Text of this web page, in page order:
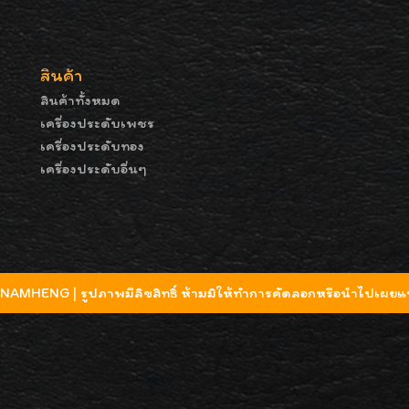
สินค้า
สินค้าทั้งหมด
เครื่องประดับเพชร
เครื่องประดับทอง
เครื่องประดับอื่นๆ
| รูปภาพมีลิขสิทธิ์ ห้ามมิให้ทำการคัดลอกหรือนำไปเผ